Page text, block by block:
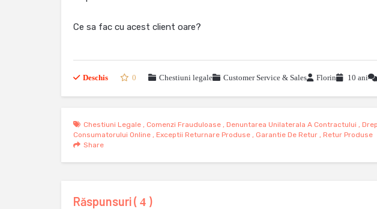
Ce sa fac cu acest client oare?
Deschis 0 Chestiuni legale Customer Service & Sales Florin 10 ani
Chestiuni Legale , Comenzi Frauduloase , Denuntarea Unilaterala A Contractului ,
Consumatorului Online , Exceptii Returnare Produse , Garantie De Retur , Retur Produse
Share
Răspunsuri ( 4 )